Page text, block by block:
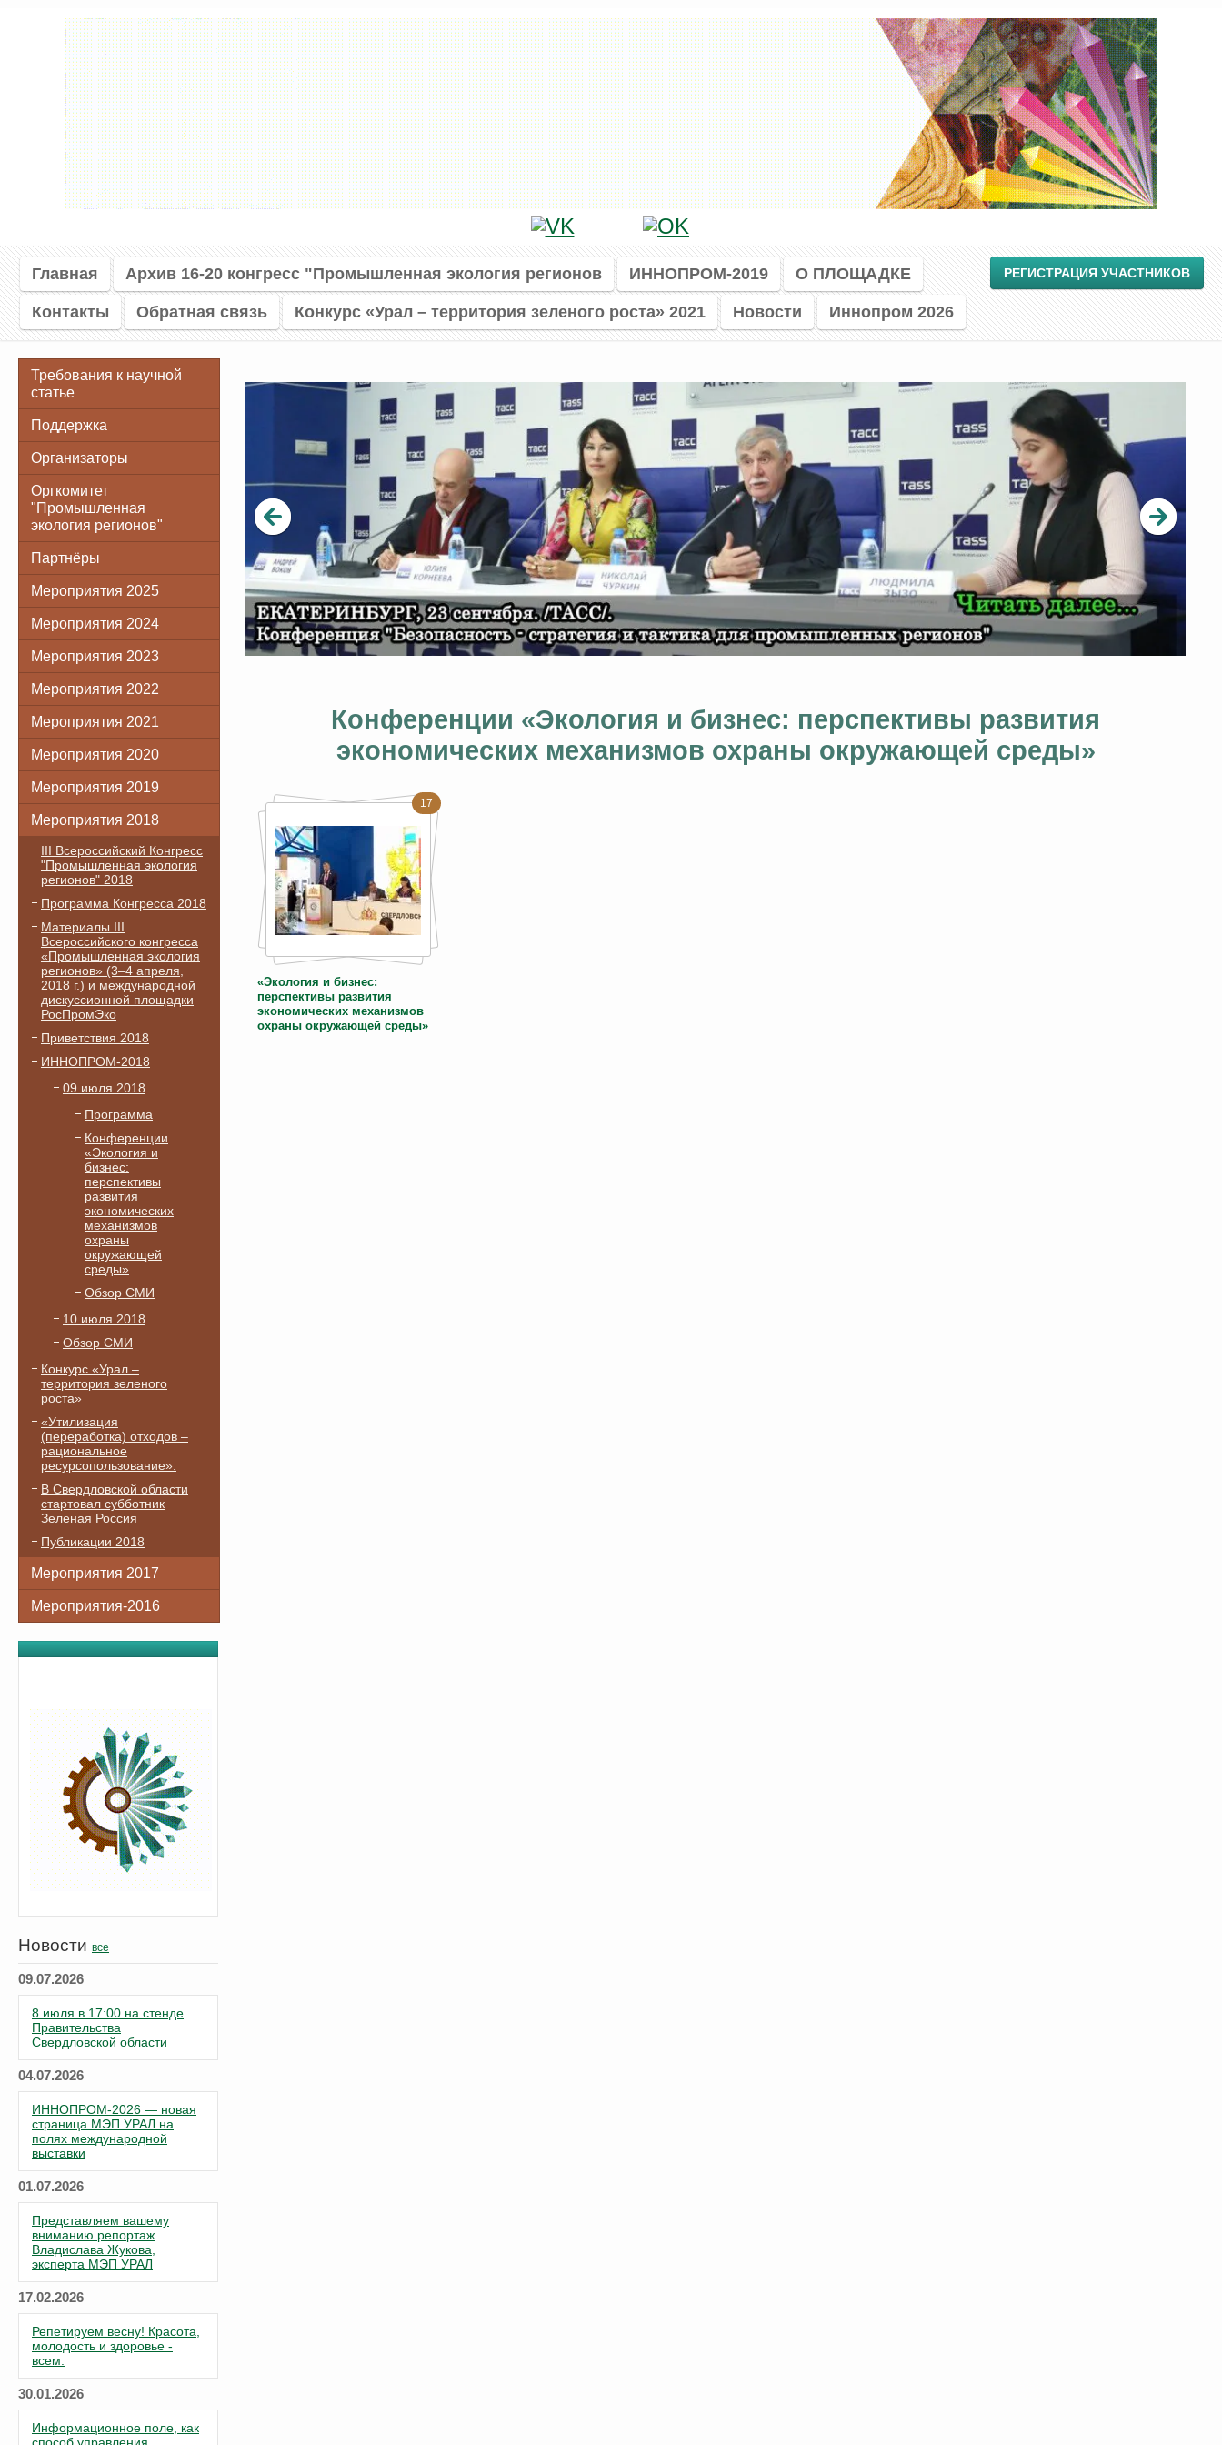
Главная Архив 16-20 конгресс "Промышленная экология регионов ИННОПРОМ-2019
О ПЛОЩАДКЕ
Контакты
Обратная связь Конкурс «Урал – территория зеленого роста» 2021 Новости Иннопром 2026
РЕГИСТРАЦИЯ УЧАСТНИКОВ
Требования к научной
статье
Поддержка
Организаторы
Оргкомитет
"Промышленная
экология регионов"
Партнёры
Мероприятия 2025
Мероприятия 2024
Мероприятия 2023
Мероприятия 2022
Мероприятия 2021
Мероприятия 2020
Мероприятия 2019
Мероприятия 2018
III Всероссийский Конгресс
"Промышленная экология
регионов" 2018
Программа Конгресса 2018
Материалы III
Всероссийского конгресса
«Промышленная экология
регионов» (3–4 апреля,
2018 г.) и международной
дискуссионной площадки
РосПромЭко
Приветствия 2018
ИННОПРОМ-2018
09 июля 2018
Программа
Конференции
«Экология и
бизнес:
перспективы
развития
экономических
механизмов
охраны
окружающей
среды»
Обзор СМИ
10 июля 2018
Обзор СМИ
Конкурс «Урал –
территория зеленого
роста»
«Утилизация
(переработка) отходов –
рациональное
ресурсопользование».
В Свердловской области
стартовал субботник
Зеленая Россия
Публикации 2018
Мероприятия 2017
Мероприятия-2016
Новости все
09.07.2026
8 июля в 17:00 на стенде
Правительства
Свердловской области
04.07.2026
ИННОПРОМ-2026 — новая
страница МЭП УРАЛ на
полях международной
выставки
01.07.2026
Представляем вашему
вниманию репортаж
Владислава Жукова,
эксперта МЭП УРАЛ
17.02.2026
Репетируем весну! Красота,
молодость и здоровье -
всем.
30.01.2026
Информационное поле, как
Конференции «Экология и бизнес: перспективы развития
экономических механизмов охраны окружающей среды»
17
«Экология и бизнес:
перспективы развития
экономических механизмов
охраны окружающей среды»